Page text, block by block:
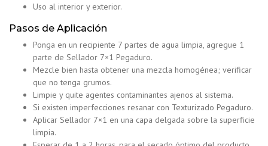
Uso al interior y exterior.
Pasos de Aplicación
Ponga en un recipiente 7 partes de agua limpia, agregue 1
parte de Sellador 7×1 Pegaduro.
Mezcle bien hasta obtener una mezcla homogénea; verificar
que no tenga grumos.
Limpie y quite agentes contaminantes ajenos al sistema.
Si existen imperfecciones resanar con Texturizado Pegaduro.
Aplicar Sellador 7×1 en una capa delgada sobre la superficie
limpia.